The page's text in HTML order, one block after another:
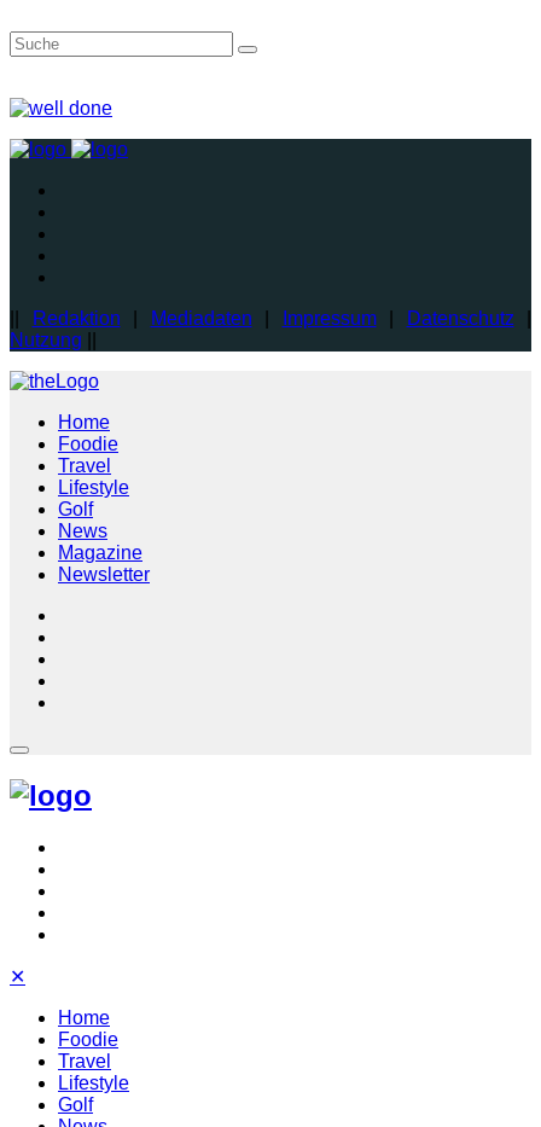
Redaktion Mediadaten Impressum| Datenschutz
Nutzung
Home
Foodie
Travel
Lifestyle
Golf
News
Magazine
Newsletter
✕
Home
Foodie
Travel
Lifestyle
Golf